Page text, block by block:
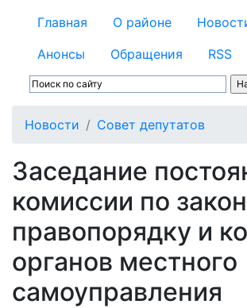
Главная О районе
Анонсы
Обращения RSS
Новости Совет депутатов
Заседание
комиссии по
правопорядку и
органов местного
самоуправления